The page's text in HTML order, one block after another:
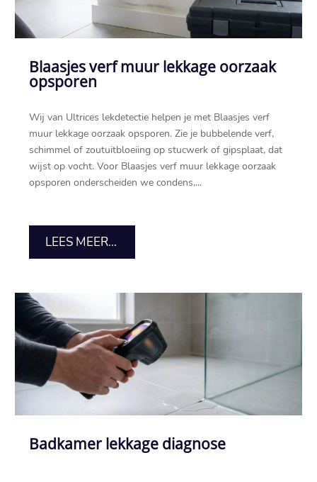
Blaasjes verf muur lekkage oorzaak
opsporen
Wij van Ultrices lekdetectie helpen je met Blaasjes verf
muur lekkage oorzaak opsporen.​ Zie je bubbelende verf,
schimmel of zoutuitbloeiing op stucwerk of gipsplaat, dat
wijst op vocht.​ Voor Blaasjes verf muur lekkage oorzaak
opsporen onderscheiden we condens,...
LEES MEER...
Badkamer lekkage diagnose